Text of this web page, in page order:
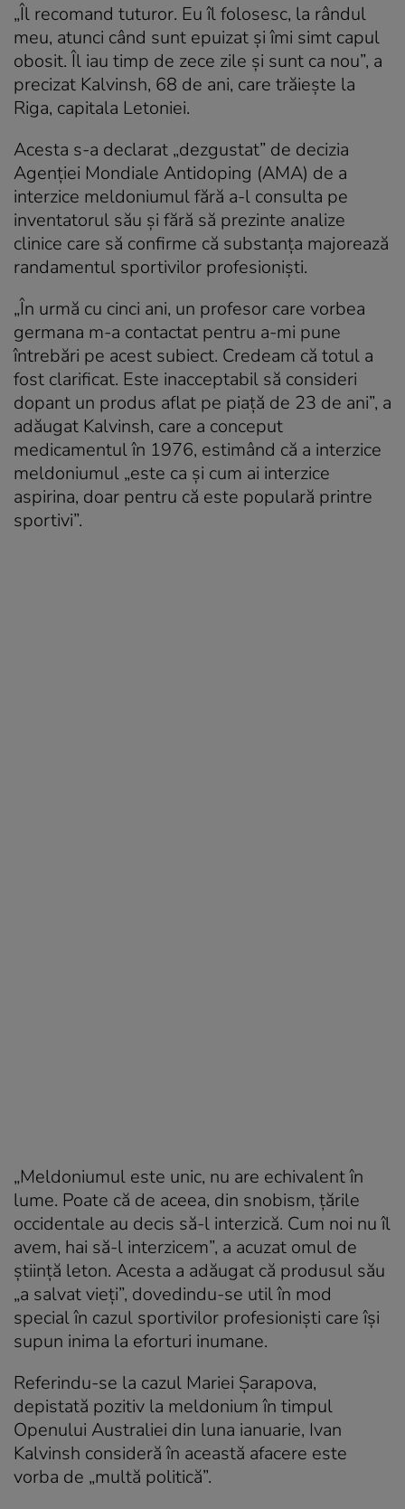
„Îl recomand tuturor. Eu îl folosesc, la rândul
meu, atunci când sunt epuizat și îmi simt capul
obosit. Îl iau timp de zece zile și sunt ca nou”, a
precizat Kalvinsh, 68 de ani, care trăiește la
Riga, capitala Letoniei.
Acesta s-a declarat „dezgustat” de decizia
Agenției Mondiale Antidoping (AMA) de a
interzice meldoniumul fără a-l consulta pe
inventatorul său și fără să prezinte analize
clinice care să confirme că substanța majorează
randamentul sportivilor profesioniști.
„În urmă cu cinci ani, un profesor care vorbea
germana m-a contactat pentru a-mi pune
întrebări pe acest subiect. Credeam că totul a
fost clarificat. Este inacceptabil să consideri
dopant un produs aflat pe piață de 23 de ani”, a
adăugat Kalvinsh, care a conceput
medicamentul în 1976, estimând că a interzice
meldoniumul „este ca și cum ai interzice
aspirina, doar pentru că este populară printre
sportivi”.
„Meldoniumul este unic, nu are echivalent în
lume. Poate că de aceea, din snobism, țările
occidentale au decis să-l interzică. Cum noi nu îl
avem, hai să-l interzicem”, a acuzat omul de
știință leton. Acesta a adăugat că produsul său
„a salvat vieți”, dovedindu-se util în mod
special în cazul sportivilor profesioniști care își
supun inima la eforturi inumane.
Referindu-se la cazul Mariei Șarapova,
depistată pozitiv la meldonium în timpul
Openului Australiei din luna ianuarie, Ivan
Kalvinsh consideră în această afacere este
vorba de „multă politică”.